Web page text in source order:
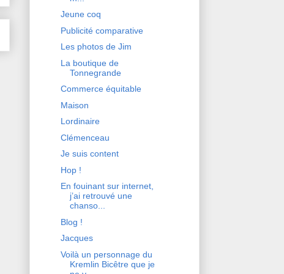
Jeune coq
Publicité comparative
Les photos de Jim
La boutique de
Tonnegrande
Commerce équitable
Maison
Lordinaire
Clémenceau
Je suis content
Hop !
En fouinant sur internet,
j’ai retrouvé une
chanso...
Blog !
Jacques
Voilà un personnage du
Kremlin Bicêtre que je